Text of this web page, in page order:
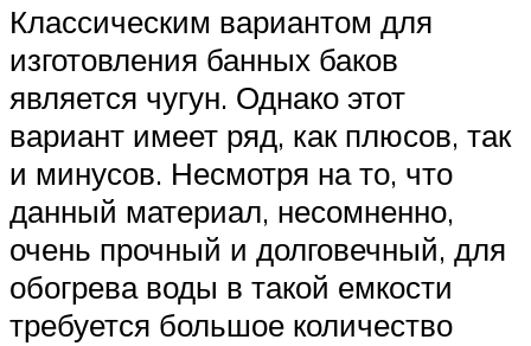
Классическим вариантом для
изготовления банных баков
является чугун. Однако этот
вариант имеет ряд, как плюсов, так
и минусов. Несмотря на то, что
данный материал, несомненно,
очень прочный и долговечный, для
обогрева воды в такой емкости
требуется большое количество